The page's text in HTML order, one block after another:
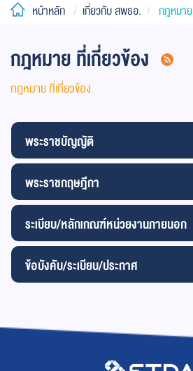
หน้าหลัก เกี่ยวกับ สพธอ. กฎหมา
กฎหมาย ที่เกี่ยวข้อง
กฎหมาย ที่เกี่ยวข้อง
พระราชบัญญัติ
พระราชกฤษฎีกา
ระเบียบ/หลักเกณฑ์หน่วยงานภายนอก
ข้อบังคับ/ระเบียบ/ประกาศ